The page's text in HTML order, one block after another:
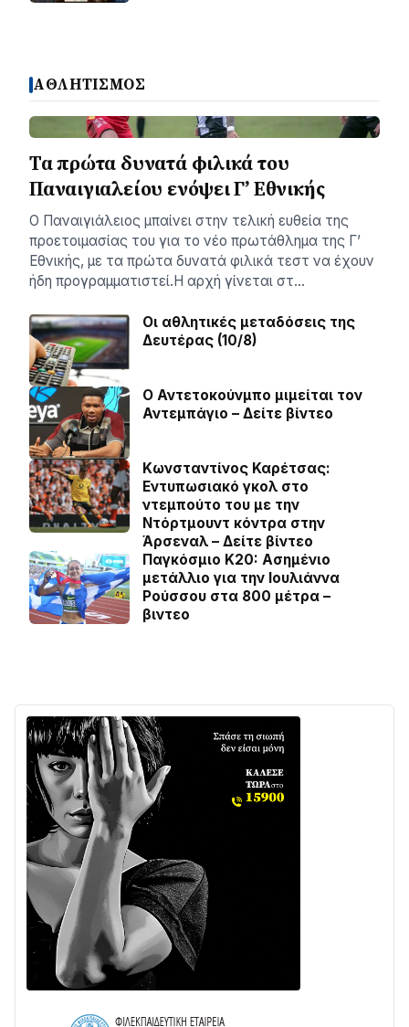
ΑΘΛΗΤΙΣΜΟΣ
Τα πρώτα δυνατά φιλικά του
Παναιγιαλείου ενόψει Γ’ Εθνικής
Ο Παναιγιάλειος μπαίνει στην τελική ευθεία της
προετοιμασίας του για το νέο πρωτάθλημα της Γ’
Εθνικής, με τα πρώτα δυνατά φιλικά τεστ να έχουν
ήδη προγραμματιστεί.Η αρχή γίνεται στ…
Οι αθλητικές μεταδόσεις της
Δευτέρας (10/8)
Ο Αντετοκούνμπο μιμείται τον
Αντεμπάγιο – Δείτε βίντεο
Κωνσταντίνος Καρέτσας:
Εντυπωσιακό γκολ στο
ντεμπούτο του με την
Ντόρτμουντ κόντρα στην
Άρσεναλ – Δείτε βίντεο
Παγκόσμιο Κ20: Ασημένιο
μετάλλιο για την Ιουλιάννα
Ρούσσου στα 800 μέτρα –
βιντεο